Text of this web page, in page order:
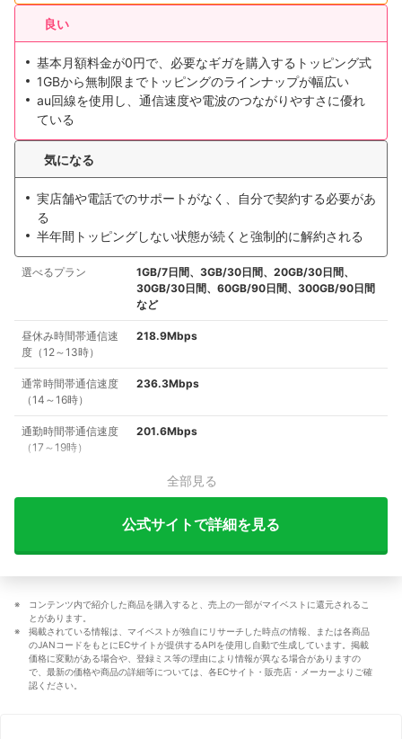
良い
基本月額料金が0円で、必要なギガを購入するトッピング式
1GBから無制限までトッピングのラインナップが幅広い
au回線を使用し、通信速度や電波のつながりやすさに優れ
ている
気になる
実店舗や電話でのサポートがなく、自分で契約する必要があ
る
半年間トッピングしない状態が続くと強制的に解約される
選べるプラン
1GB/7日間、3GB/30日間、20GB/30日間、
30GB/30日間、60GB/90日間、300GB/90日間
など
昼休み時間帯通信速
度（12～13時）
218.9Mbps
通常時間帯通信速度
（14～16時）
236.3Mbps
通勤時間帯通信速度
（17～19時）
201.6Mbps
全部見る
公式サイトで詳細を見る
コンテンツ内で紹介した商品を購入すると、売上の一部がマイベストに還元されるこ
とがあります。
掲載されている情報は、マイベストが独自にリサーチした時点の情報、または各商品
のJANコードをもとにECサイトが提供するAPIを使用し自動で生成しています。掲載
価格に変動がある場合や、登録ミス等の理由により情報が異なる場合がありますの
で、最新の価格や商品の詳細等については、各ECサイト・販売店・メーカーよりご確
認ください。